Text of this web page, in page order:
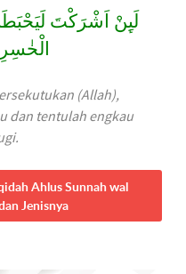
لَىِٕنْ اَشْرَكْتَ
(Allah),
dan tentulah engkau
Ahlus Sunnah wal
Jenisnya